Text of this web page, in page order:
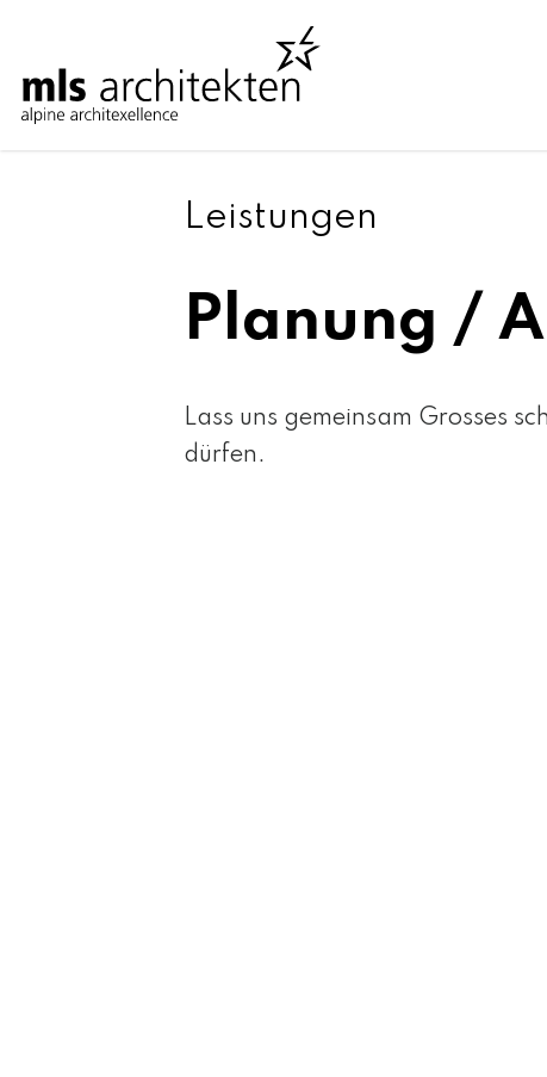
Leistungen
Planung /
Lass uns gemeinsam Grosses
dürfen.